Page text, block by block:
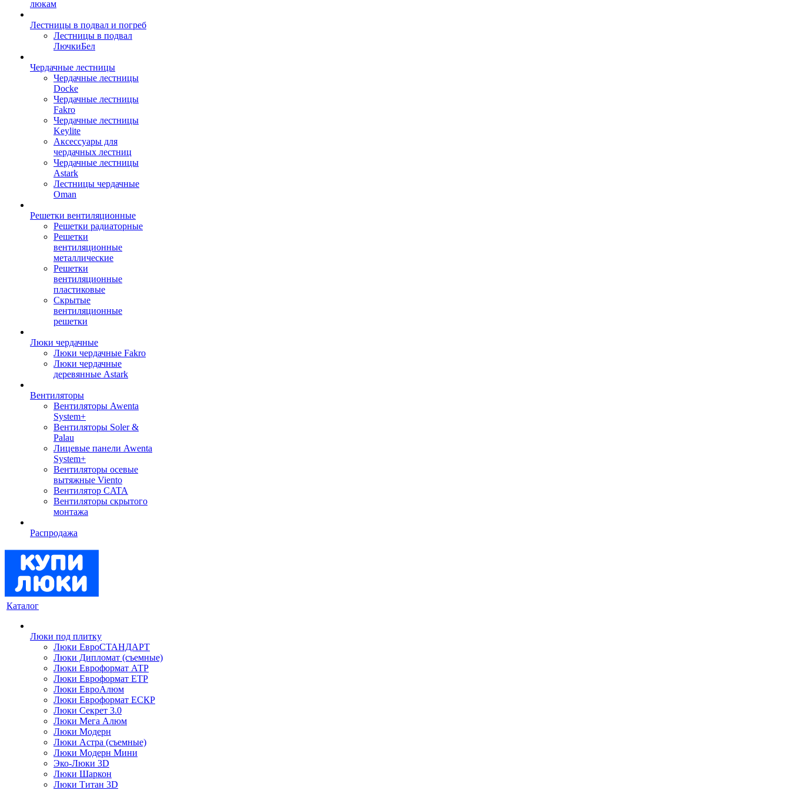
люкам
Лестницы в подвал и погреб
Лестницы в подвал
ЛючкиБел
Чердачные лестницы
Чердачные лестницы
Docke
Чердачные лестницы
Fakro
Чердачные лестницы
Keylite
Аксессуары для
чердачных лестниц
Чердачные лестницы
Astark
Лестницы чердачные
Oman
Решетки вентиляционные
Решетки радиаторные
Решетки
вентиляционные
металлические
Решетки
вентиляционные
пластиковые
Скрытые
вентиляционные
решетки
Люки чердачные
Люки чердачные Fakro
Люки чердачные
деревянные Astark
Вентиляторы
Вентиляторы Awenta
System+
Вентиляторы Soler &
Palau
Лицевые панели Awenta
System+
Вентиляторы осевые
вытяжные Viento
Вентилятор CATA
Вентиляторы скрытого
монтажа
Распродажа
Каталог
Люки под плитку
Люки ЕвроСТАНДАРТ
Люки Дипломат (съемные)
Люки Евроформат АТР
Люки Евроформат ЕТР
Люки ЕвроАлюм
Люки Евроформат ЕСКР
Люки Секрет 3.0
Люки Мега Алюм
Люки Модерн
Люки Астра (съемные)
Люки Модерн Мини
Эко-Люки 3D
Люки Шаркон
Люки Титан 3D